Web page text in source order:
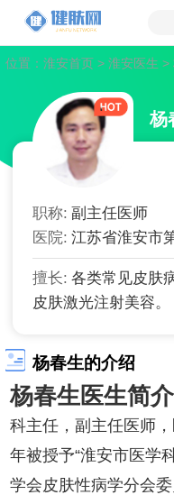
位置： 淮安首页> 淮安医生 >
杨
职称: 副主任医师
医院: 江苏省淮安市
擅长: 各类常见皮肤
皮肤激光注射美容。
杨春生的介绍
杨春生医生简介
科主任，副主任医师
年被授予“淮安市医学
学会皮肤性病学分会